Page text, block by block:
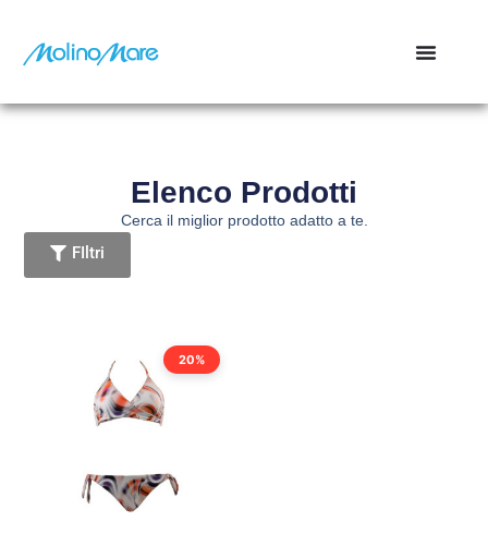
Elenco Prodotti
Cerca il miglior prodotto adatto a te.
FIltri
20%